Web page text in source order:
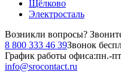
Щёлково
Электросталь
Возникли вопросы?
8 800 333 46 39Звонок
График работы офиса:пн.-
info@srocontact.ru